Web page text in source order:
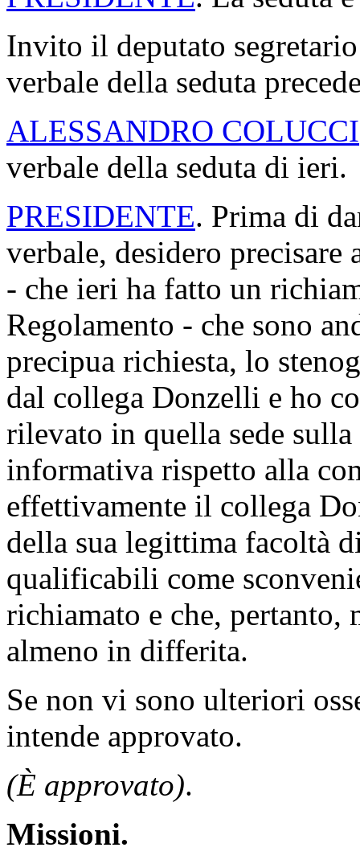
Invito il deputato
verbale della seduta
ALESSANDRO COLUCCI
verbale della seduta di ieri.
PRESIDENTE. Prima di
verbale, desidero
- che ieri ha fatto un
Regolamento - che sono
precipua richiesta, lo
dal collega Donzelli e ho
rilevato in quella sede
informativa rispetto alla
effettivamente il collega
della sua legittima facoltà
qualificabili come
richiamato e che,
almeno in differita.
Se non vi sono ulteriori
intende approvato.
(È approvato).
Missioni.